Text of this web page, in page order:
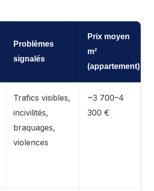
Problèmes
signalés
Prix moyen
m²
(appartement)
Trafics visibles,
incivilités,
braquages,
violences
~3 700–4
300 €